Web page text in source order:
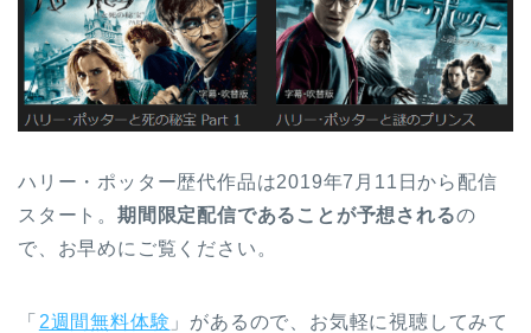
ハリー・ポッター歴代作品は2019年7月11日から配信
スタート。 期間限定配信であることが予想されるの
で、お早めにご覧ください。
「 2週間無料体験 」があるので、お気軽に視聴してみて